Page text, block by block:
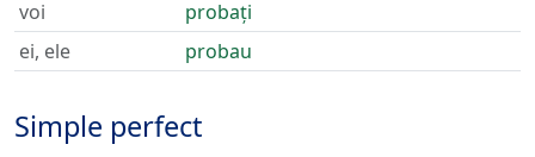
voi
probați
ei, ele
probau
Simple perfect